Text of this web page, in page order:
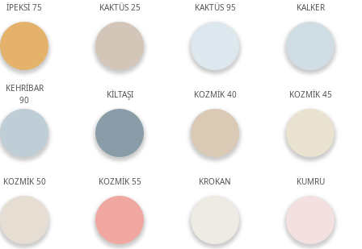
İPEKSİ 75 KAKTÜS 25 KAKTÜS 95 KALKER
KEHRİBAR
90
KİLTAŞI KOZMİK 40 KOZMİK 45
KOZMİK 50 KOZMİK 55 KROKAN KUMRU